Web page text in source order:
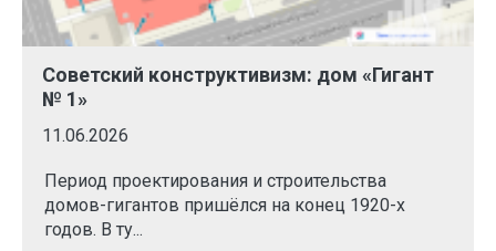
Советский конструктивизм: дом «Гигант
№ 1»
11.06.2026
Период проектирования и строительства
домов-гигантов пришёлся на конец 1920-х
годов. В ту...